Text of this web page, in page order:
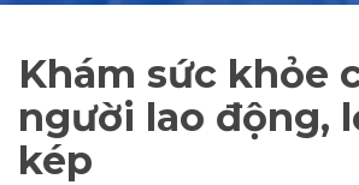
Khám sức khỏe
người lao động,
kép